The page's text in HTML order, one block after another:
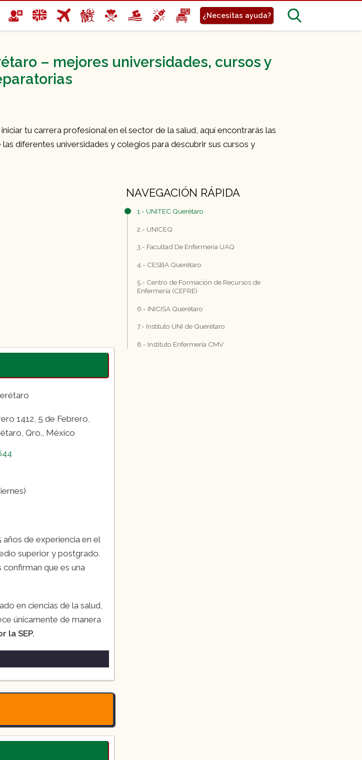
¿Necesitas ayuda?
– mejores universidades, cursos y
tu carrera profesional en el sector de la salud, aquí encontrarás las
diferentes universidades y colegios para descubrir sus cursos y
NAVEGACIÓN RÁPIDA
1.- UNITEC Querétaro
2.- UNICEQ
3.- Facultad De Enfermería UAQ
4.- CESBA Querétaro
5.- Centro de Formación de Recursos de
Enfermería (CEFRE)
6.- INICISA Querétaro
7.- Instituto UNI de Querétaro
8.- Instituto Enfermería CMV
1412, 5 de Febrero,
Qro., México
de experiencia en el
superior y postgrado.
confirman que es una
en ciencias de la salud,
únicamente de manera
la SEP.
en 11